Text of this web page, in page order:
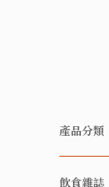
產品分類
有機/無
飲食雜誌